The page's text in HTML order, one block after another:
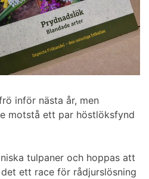
inför nästa år, men
motstå ett par höstlöksfynd
tulpaner och hoppas att
ett race för rådjurslösning